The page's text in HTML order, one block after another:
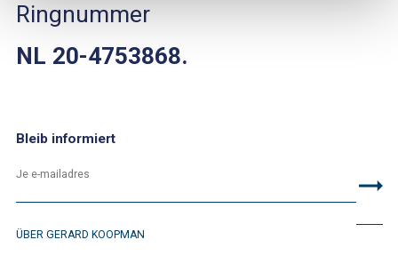
Ringnummer
NL 20-4753868.
Bleib informiert
ÜBER GERARD KOOPMAN